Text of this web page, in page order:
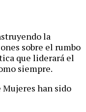
la
sobre el rumbo
que liderará el
siempre.
Mujeres han sido